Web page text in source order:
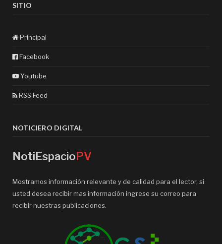
SITIO
Principal
Facebook
Youtube
RSS Feed
NOTICIERO DIGITAL
NotiEspacioPV
Mostramos información relevante y de calidad para el lector, si
usted desea recibir mas información ingrese su correo para
recibir nuestras publicaciones.